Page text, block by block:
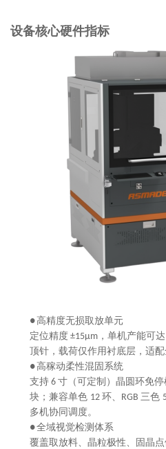
设备核心硬件指标
● 高精度无损取放单元
定位精度 ±15μm ，单机产能可达
顶针，载荷仅作用衬底层，适配
● 高稼动柔性混固系统
支持 6 寸（可定制）晶圆环免
块；兼容单色 12 环、 RGB 三色
多机协同调度。
●全域视觉检测体系
覆盖取放料、晶粒极性、固晶